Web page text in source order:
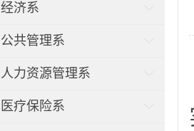
经济系
公共管理系
人力资源管理系
医疗保险系